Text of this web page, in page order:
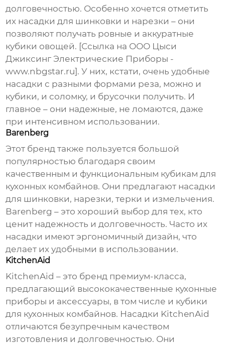
долговечностью. Особенно хочется отметить
их насадки для шинковки и нарезки – они
позволяют получать ровные и аккуратные
кубики овощей. [Ссылка на ООО Цыси
Джиксинг Электрические Приборы -
www.nbgstar.ru]. У них, кстати, очень удобные
насадки с разными формами реза, можно и
кубики, и соломку, и брусочки получить. И
главное – они надежные, не ломаются, даже
при интенсивном использовании.
Вarenberg
Этот бренд также пользуется большой
популярностью благодаря своим
качественным и функциональным кубикам для
кухонных комбайнов. Они предлагают насадки
для шинковки, нарезки, терки и измельчения.
Вarenberg – это хороший выбор для тех, кто
ценит надежность и долговечность. Часто их
насадки имеют эргономичный дизайн, что
делает их удобными в использовании.
KitchenAid
KitchenAid – это бренд премиум-класса,
предлагающий высококачественные кухонные
приборы и аксессуары, в том числе и кубики
для кухонных комбайнов. Насадки KitchenAid
отличаются безупречным качеством
изготовления и долговечностью. Они